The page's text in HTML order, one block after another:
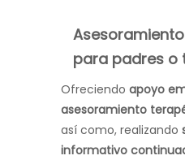
para padres o
Ofreciendo apoyo
asesoramiento
así como, realizando
informativo